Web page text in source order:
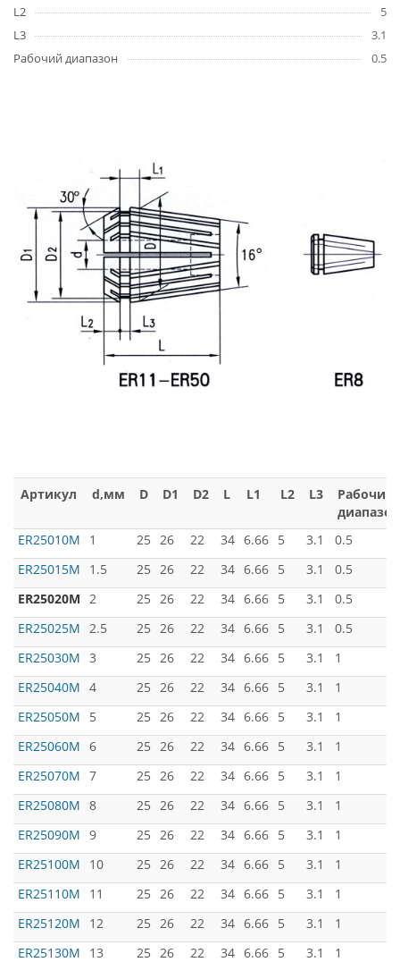
L2
5
L3
3.1
Рабочий диапазон
0.5
Артикул d,мм D D1 D2 L L1 L2 L3
Рабочий
диапазон
ER25010M
1 25 26 22 34 6.66 5 3.1
0.5
ER25015M
1.5 25 26 22 34 6.66 5 3.1
0.5
ER25020M 2 25 26 22 34 6.66 5 3.1
0.5
ER25025M 2.5 25 26 22 34 6.66 5 3.1
0.5
ER25030M 3 25 26 22 34 6.66 5 3.1
1
ER25040M 4 25 26 22 34 6.66 5 3.1
1
ER25050M
5 25 26 22 34 6.66 5 3.1
1
ER25060M 6 25 26 22 34 6.66 5 3.1
1
ER25070M 7 25 26 22 34 6.66 5 3.1
1
ER25080M 8 25 26 22 34 6.66 5 3.1
1
ER25090M 9 25 26 22 34 6.66 5 3.1
1
ER25100M
10 25 26 22 34 6.66 5 3.1
1
ER25110M
11 25 26 22 34 6.66 5 3.1
1
ER25120M
12 25 26 22 34 6.66 5 3.1
1
ER25130M
13 25 26 22 34 6.66 5 3.1
1